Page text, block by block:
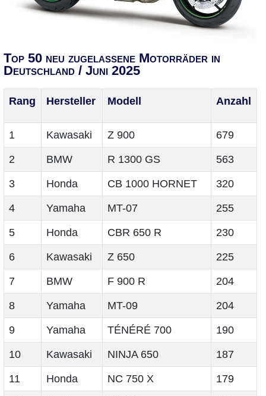
Top 50 neu zugelassene Motorräder in
Deutschland / Juni 2025
Rang Hersteller Modell Anzahl
1 Kawasaki Z 900 679
2 BMW R 1300 GS 563
3 Honda CB 1000 HORNET 320
4 Yamaha MT-07 255
5 Honda CBR 650 R 230
6 Kawasaki Z 650 225
7 BMW F 900 R 204
8 Yamaha MT-09 204
9 Yamaha TÉNÉRÉ 700 190
10 Kawasaki NINJA 650 187
11 Honda NC 750 X 179